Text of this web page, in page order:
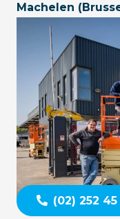
Machelen
(02) 252